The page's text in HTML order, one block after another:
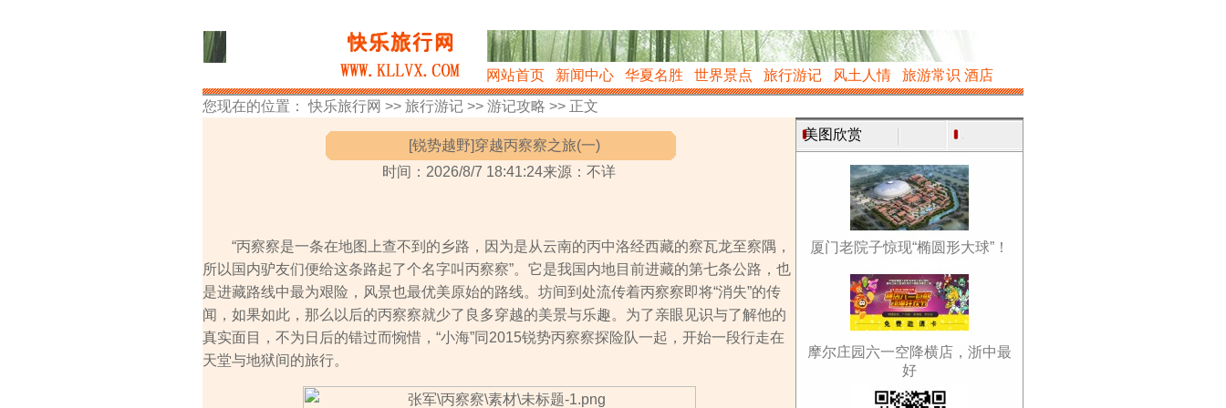
网站首页 新闻中心 华夏名胜 世界景点 旅行游记 风土人情 旅游常识 酒店
您现在的位置：快乐旅行网 >> 旅行游记 >> 游记攻略 >> 正文
美图欣赏
厦门老院子惊现“椭圆形大球”！
摩尔庄园六一空降横店，浙中最
好
[锐势越野]穿越丙察察之旅(一)
时间：2026/8/7 18:41:24来源：不详
“丙察察是一条在地图上查不到的乡路，因为是从云南的丙中洛经西藏的察瓦龙至察隅，
所以国内驴友们便给这条路起了个名字叫丙察察”。它是我国内地目前进藏的第七条公路，也
是进藏路线中最为艰险，风景也最优美原始的路线。坊间到处流传着丙察察即将“消失”的传
闻，如果如此，那么以后的丙察察就少了良多穿越的美景与乐趣。为了亲眼见识与了解他的
真实面目，不为日后的错过而惋惜，“小海”同2015锐势丙察察探险队一起，开始一段行走在
天堂与地狱间的旅行。